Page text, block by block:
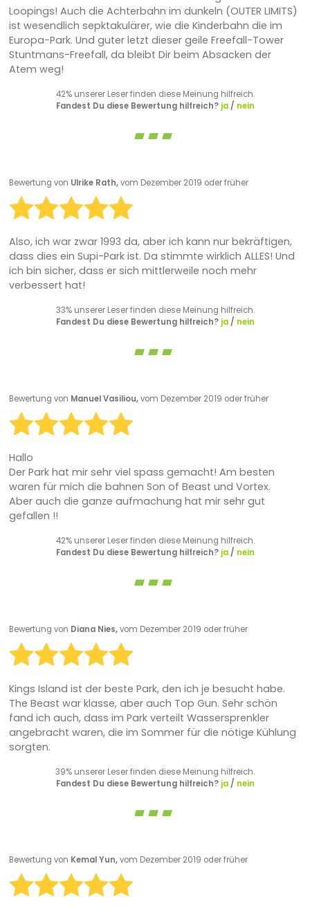
Loopings! Auch die Achterbahn im dunkeln (OUTER LIMITS)
ist wesendlich sepktakulärer, wie die Kinderbahn die im
Europa-Park. Und guter letzt dieser geile Freefall-Tower
Stuntmans-Freefall, da bleibt Dir beim Absacken der
Atem weg!
42% unserer Leser finden diese Meinung hilfreich.
Fandest Du diese Bewertung hilfreich? ja/ nein
Bewertung von Ulrike Rath,vom Dezember 2019 oder früher
Also, ich war zwar 1993 da, aber ich kann nur bekräftigen,
dass dies ein Supi-Park ist. Da stimmte wirklich ALLES! Und
ich bin sicher, dass er sich mittlerweile noch mehr
verbessert hat!
33% unserer Leser finden diese Meinung hilfreich.
Fandest Du diese Bewertung hilfreich? ja/ nein
Bewertung von Manuel Vasiliou,vom Dezember 2019 oder früher
Hallo
Der Park hat mir sehr viel spass gemacht! Am besten
waren für mich die bahnen Son of Beast und Vortex.
Aber auch die ganze aufmachung hat mir sehr gut
gefallen !!
42% unserer Leser finden diese Meinung hilfreich.
Fandest Du diese Bewertung hilfreich? ja/ nein
Bewertung von Diana Nies,vom Dezember 2019 oder früher
Kings Island ist der beste Park, den ich je besucht habe.
The Beast war klasse, aber auch Top Gun. Sehr schön
fand ich auch, dass im Park verteilt Wassersprenkler
angebracht waren, die im Sommer für die nötige Kühlung
sorgten.
39% unserer Leser finden diese Meinung hilfreich.
Fandest Du diese Bewertung hilfreich? ja/ nein
Bewertung von Kemal Yun,vom Dezember 2019 oder früher